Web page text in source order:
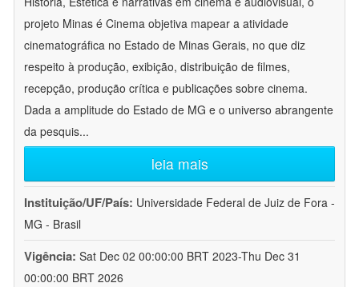
projeto Minas é Cinema objetiva mapear a atividade
cinematográfica no Estado de Minas Gerais, no que diz
respeito à produção, exibição, distribuição de filmes,
recepção, produção crítica e publicações sobre cinema.
Dada a amplitude do Estado de MG e o universo abrangente
da pesquis...
leia mais
Instituição/UF/País: Universidade Federal de Juiz de Fora -
MG - Brasil
Vigência: Sat Dec 02 00:00:00 BRT 2023-Thu Dec 31
00:00:00 BRT 2026